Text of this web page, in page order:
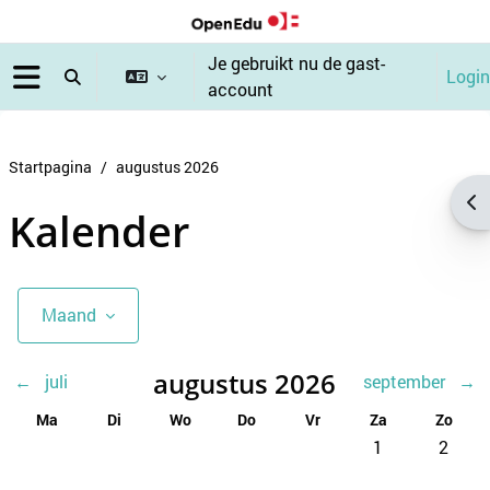
Schakel zoek invoer
Je gebruikt nu de gast-
account
Login
Startpagina augustus 2026
Kalender
Blokken
Maand
← juli augustus 2026 september →
Maandag
Ma Dinsdag
Di Woensdag
Wo Donderdag
Do Vrijdag
Vr Zaterdag
Za Zondag
Zo
Geen
1 Geen
2